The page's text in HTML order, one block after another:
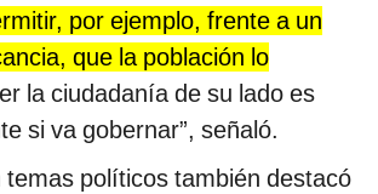
por ejemplo, frente a un
que la población lo
la ciudadanía de su lado es
si va gobernar”, señaló.
temas políticos también destacó